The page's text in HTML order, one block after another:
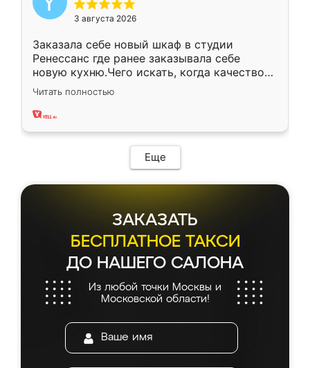
3 августа 2026
Заказала себе новый шкаф в студии
Ренессанс где ранее заказывала себе
новую кухню.Чего искать, когда качеством
вполне довольна. Служит кухня уже почти
два года, нареканий нет.
Читать полностью
Еще
ЗАКАЗАТЬ
БЕСПЛАТНОЕ ТАКСИ
ДО НАШЕГО САЛОНА
Из любой точки Москвы и
Московской области!